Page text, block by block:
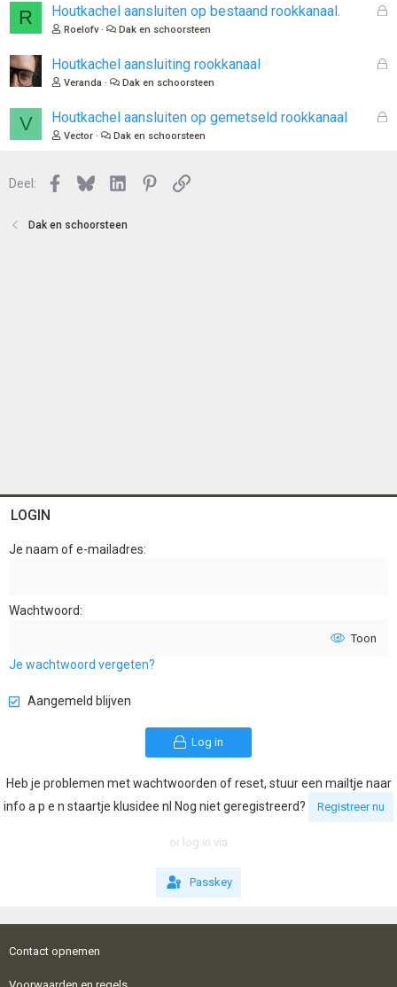
o
R
G
n
Houtkachel aansluiten op bestaand rookkanaal.
Roelofv Dak en schoorsteen
G
Houtkachel aansluiting rookkanaal
Veranda Dak en schoorsteen
V
G
Houtkachel aansluiten op gemetseld rookkanaal
Vector Dak en schoorsteen
Deel: Facebook
BlueskyLinkedInPinterest
Link
Dak en schoorsteen
LOGIN
Je naam of e-mailadres
Wachtwoord
Toon
Je wachtwoord vergeten?
Aangemeld blijven
Log in
Heb je problemen met wachtwoorden of reset, stuur een mailtje naar
info a p e n staartje klusidee nl Nog niet geregistreerd?
Registreer nu
or log in via
Passkey
Contact opnemen